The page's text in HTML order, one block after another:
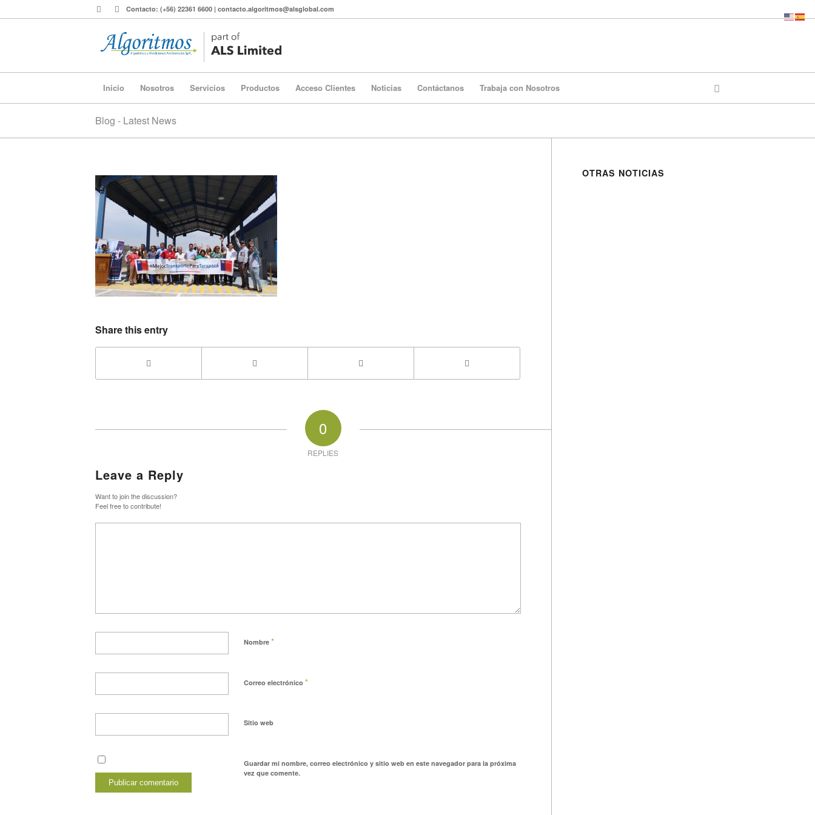
Contacto: (+56) 22361 6600 | contacto.algoritmos@alsglobal.com
Inicio Nosotros Servicios Productos Acceso Clientes Noticias Contáctanos Trabaja con Nosotros
Blog - Latest News
Share this entry
0
REPLIES
Leave a Reply
Want to join the discussion?
Feel free to contribute!
Nombre *
Correo electrónico *
Sitio web
Guardar mi nombre, correo electrónico y sitio web en este navegador para la próxima
vez que comente.
OTRAS NOTICIAS